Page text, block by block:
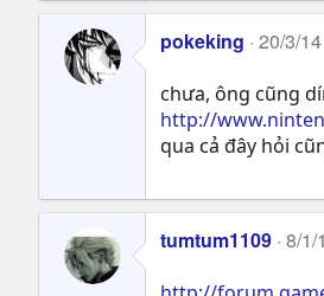
pokeking 20/3/14
chưa, ông cũng
http://
qua cả đây hỏi
tumtum1109 8/1/